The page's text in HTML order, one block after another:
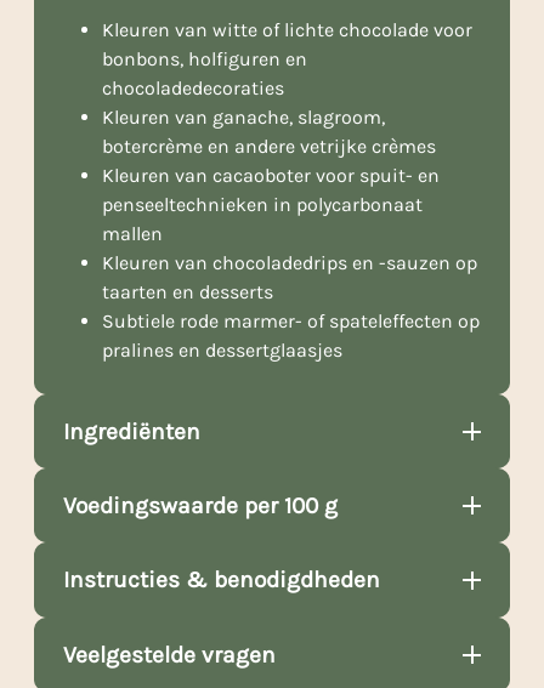
Kleuren van witte of lichte chocolade voor
bonbons, holfiguren en
chocoladedecoraties
Kleuren van ganache, slagroom,
botercrème en andere vetrijke crèmes
Kleuren van cacaoboter voor spuit- en
penseeltechnieken in polycarbonaat
mallen
Kleuren van chocoladedrips en -sauzen op
taarten en desserts
Subtiele rode marmer- of spateleffecten op
pralines en dessertglaasjes
Ingrediënten
Voedingswaarde per 100 g
Instructies & benodigdheden
Veelgestelde vragen